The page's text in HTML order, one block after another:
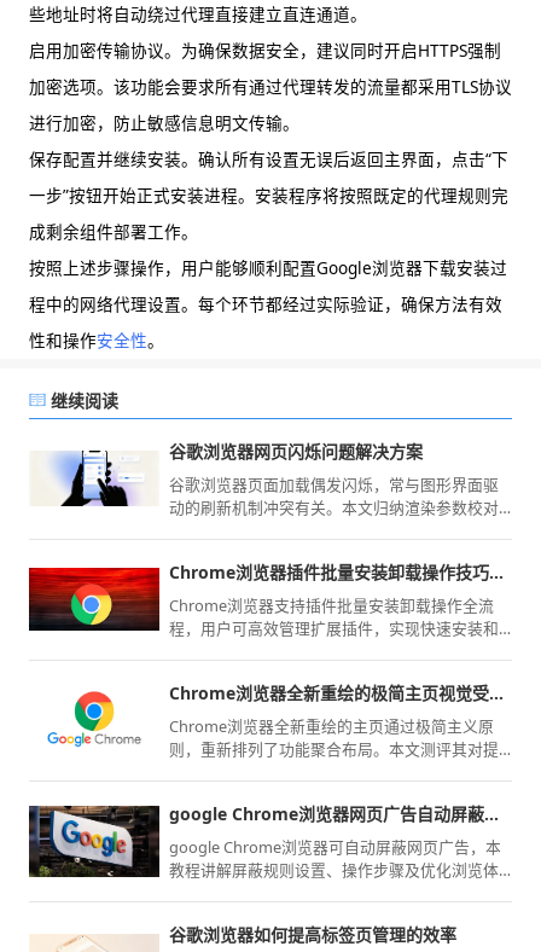
些地址时将自动绕过代理直接建立直连通道。
启用加密传输协议。为确保数据安全，建议同时开启HTTPS强制
加密选项。该功能会要求所有通过代理转发的流量都采用TLS协议
进行加密，防止敏感信息明文传输。
保存配置并继续安装。确认所有设置无误后返回主界面，点击“下
一步”按钮开始正式安装进程。安装程序将按照既定的代理规则完
成剩余组件部署工作。
按照上述步骤操作，用户能够顺利配置Google浏览器下载安装过
程中的网络代理设置。每个环节都经过实际验证，确保方法有效
性和操作安全性。
继续阅读
谷歌浏览器网页闪烁问题解决方案
谷歌浏览器页面加载偶发闪烁，常与图形界面驱
动的刷新机制冲突有关。本文归纳渲染参数校对
Chrome浏览器插件批量安装卸载操作技巧全流程解析
Chrome浏览器支持插件批量安装卸载操作全流
程，用户可高效管理扩展插件，实现快速安装和
Chrome浏览器全新重绘的极简主页视觉受众效果测评
Chrome浏览器全新重绘的主页通过极简主义原
则，重新排列了功能聚合布局。本文测评其对提
google Chrome浏览器网页广告自动屏蔽方案
google Chrome浏览器可自动屏蔽网页广告，本
教程讲解屏蔽规则设置、操作步骤及优化浏览体
谷歌浏览器如何提高标签页管理的效率